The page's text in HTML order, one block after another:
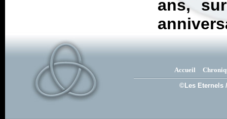
ans,
Accueil
©Les Eternels